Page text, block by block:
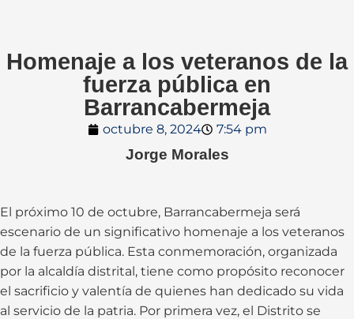
Homenaje a los veteranos de la
fuerza pública en
Barrancabermeja
octubre 8, 2024 7:54 pm
Jorge Morales
El próximo 10 de octubre, Barrancabermeja será
escenario de un significativo homenaje a los veteranos
de la fuerza pública. Esta conmemoración, organizada
por la alcaldía distrital, tiene como propósito reconocer
el sacrificio y valentía de quienes han dedicado su vida
al servicio de la patria. Por primera vez, el Distrito se